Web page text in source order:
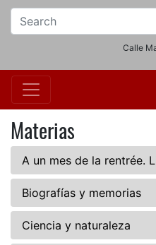
Calle
Materias
A un mes de la rentrée.
Biografías y memorias
Ciencia y naturaleza